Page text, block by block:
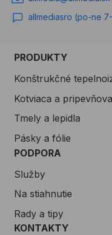
allmediasro (po-ne
PRODUKTY
Konštrukčné
Kotviaca a
Tmely a lepidla
Pásky a fólie
PODPORA
Služby
Na stiahnutie
Rady a tipy
KONTAKTY